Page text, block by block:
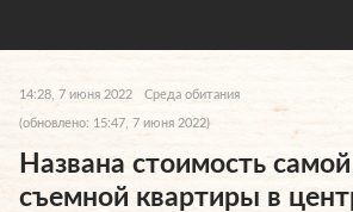
14:28, 7 июня 2022 Среда обитания
(обновлено: 15:47, 7 июня 2022)
Названа стоимость
съемной квартиры в